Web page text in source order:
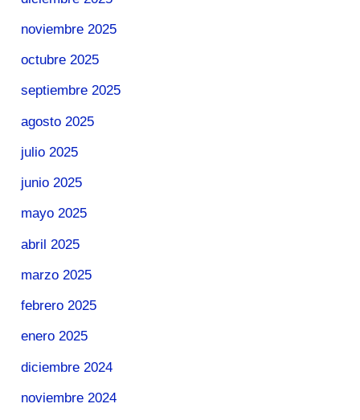
noviembre 2025
octubre 2025
septiembre 2025
agosto 2025
julio 2025
junio 2025
mayo 2025
abril 2025
marzo 2025
febrero 2025
enero 2025
diciembre 2024
noviembre 2024